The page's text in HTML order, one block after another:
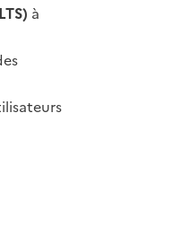
à